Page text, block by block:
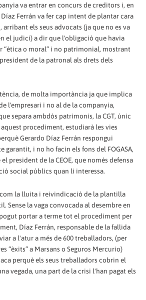
va entrar en concurs de creditors i, en
Ferrán va fer cap intent de plantar cara
arribant els seus advocats (ja que no es va
el judici) a dir que l'obligació que havia
“ètica o moral” i no patrimonial, mostrant
de la patronal als drets dels
de molta importància ja que implica
l'empresari i no al de la companyia,
separa ambdós patrimonis, la CGT, únic
procediment, estudiarà les vies
Gerardo Díaz Ferrán respongui
garantit, i no ho facin els fons del FOGASA,
president de la CEOE, que només defensa
social públics quan li interessa.
la lluita i reivindicació de la plantilla
Sense la vaga convocada al desembre en
portar a terme tot el procediment per
Díaz Ferrán, responsable de la fallida
a l'atur a més de 600 treballadors, (per
“èxits” a Marsans o Seguros Mercurio)
perquè els seus treballadors cobrin el
vegada, una part de la crisi l'han pagat els